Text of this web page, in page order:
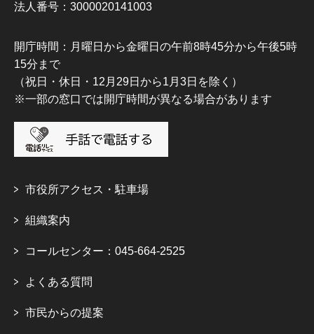
法人番号：3000020141003
開庁時間：月曜日から金曜日の午前8時45分から午後5時
15分まで
（祝日・休日・12月29日から1月3日を除く）
※一部の窓口では開庁時間が異なる場合があります
市役所アクセス・駐車場
組織案内
コールセンター：045-664-2525
よくある質問
市民からの提案